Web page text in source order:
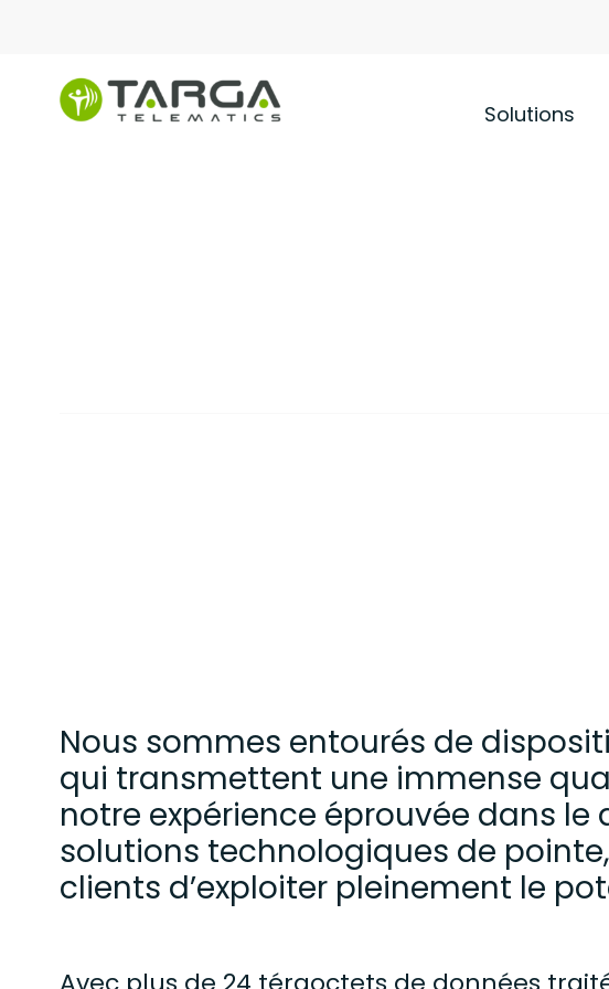
Solutions
Nous sommes entourés de
qui transmettent une immense
notre expérience éprouvée dans
solutions technologiques de
clients d’exploiter pleinement le